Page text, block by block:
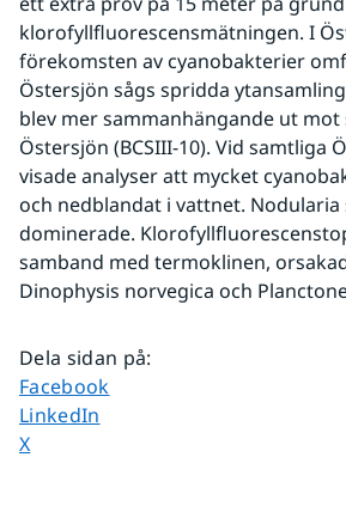
klorofyllfluorescensmätningen. I
förekomsten av cyanobakterier
Östersjön sågs spridda
blev mer sammanhängande ut mot
Östersjön (BCSIII-10). Vid samtliga
visade analyser att mycket
och nedblandat i vattnet. Nodularia
dominerade.
samband med termoklinen,
Dinophysis norvegica och
Dela sidan på:
Dela sidan på
Facebook
Dela sidan på
LinkedIn
Dela sidan på
X